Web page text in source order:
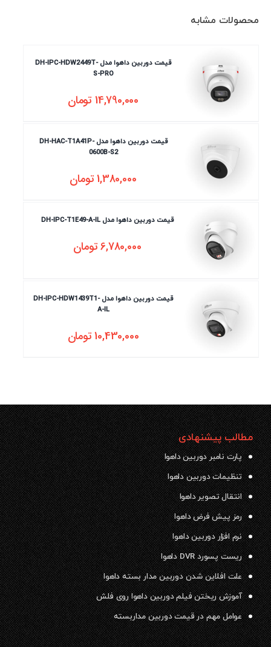
محصولات مشابه
قیمت دوربین داهوا مدل DH-IPC-HDW2449T-
S-PRO
14,790,000تومان
قیمت دوربین داهوا مدل DH-HAC-T1A41P-
0600B-S2
1,380,000تومان
قیمت دوربین داهوا مدل DH-IPC-T1E49-A-IL
6,780,000تومان
قیمت دوربین داهوا مدل DH-IPC-HDW1439T1-
A-IL
10,430,000تومان
مطالب پیشنهادی
پارت نامبر دوربین داهوا
تنظیمات دوربین داهوا
انتقال تصویر داهوا
رمز پیش فرض داهوا
نرم افزار دوربین داهوا
ریست پسورد DVR داهوا
علت افلاین شدن دوربین مدار بسته داهوا
آموزش ریختن فیلم دوربین داهوا روی فلش
عوامل مهم در قیمت دوربین مداربسته